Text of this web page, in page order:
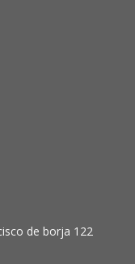
de borja 122